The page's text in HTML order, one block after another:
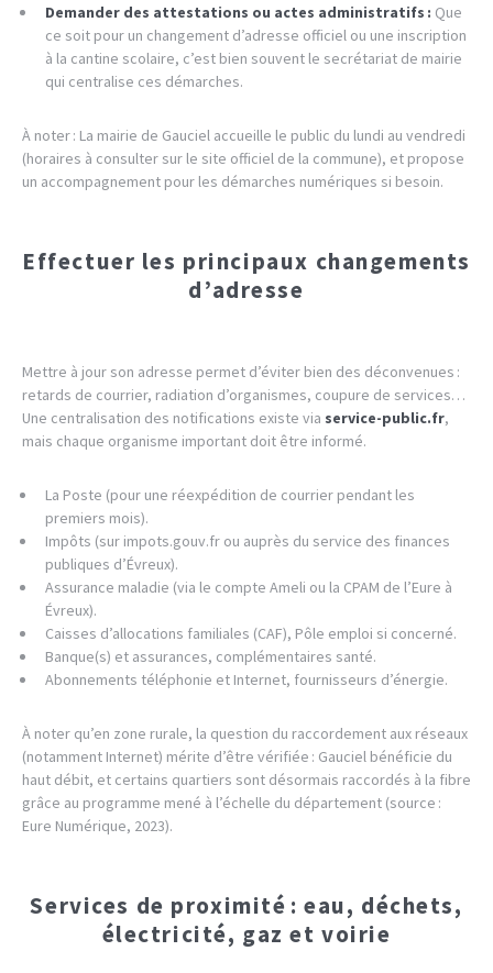
Demander des attestations ou actes administratifs : Que
ce soit pour un changement d’adresse officiel ou une inscription
à la cantine scolaire, c’est bien souvent le secrétariat de mairie
qui centralise ces démarches.
À noter : La mairie de Gauciel accueille le public du lundi au vendredi
(horaires à consulter sur le site officiel de la commune), et propose
un accompagnement pour les démarches numériques si besoin.
Effectuer les principaux changements
d’adresse
Mettre à jour son adresse permet d’éviter bien des déconvenues :
retards de courrier, radiation d’organismes, coupure de services…
Une centralisation des notifications existe via service-public.fr,
mais chaque organisme important doit être informé.
La Poste (pour une réexpédition de courrier pendant les
premiers mois).
Impôts (sur impots.gouv.fr ou auprès du service des finances
publiques d’Évreux).
Assurance maladie (via le compte Ameli ou la CPAM de l’Eure à
Évreux).
Caisses d’allocations familiales (CAF), Pôle emploi si concerné.
Banque(s) et assurances, complémentaires santé.
Abonnements téléphonie et Internet, fournisseurs d’énergie.
À noter qu’en zone rurale, la question du raccordement aux réseaux
(notamment Internet) mérite d’être vérifiée : Gauciel bénéficie du
haut débit, et certains quartiers sont désormais raccordés à la fibre
grâce au programme mené à l’échelle du département (source :
Eure Numérique, 2023).
Services de proximité : eau, déchets,
électricité, gaz et voirie